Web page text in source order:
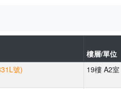
樓層/單位
號) 19樓 A2室